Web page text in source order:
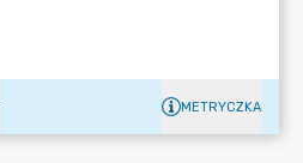
METRYCZKA